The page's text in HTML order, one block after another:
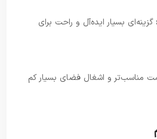
گزینه‌ای بسیار ایده‌آل و راحت برای
مناسب‌تر و اشغال فضای بسیار کم